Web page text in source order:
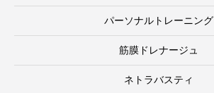
パーソナルトレーニング
筋膜ドレナージュ
ネトラバスティ